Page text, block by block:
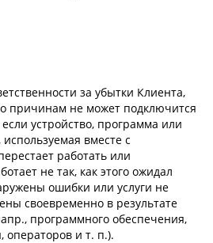
за убытки Клиента,
причинам не может подключится
устройство, программа или
вместе с
работать или
не так, как этого ожидал
ошибки или услуги не
своевременно в результате
программного обеспечения,
и т. п.).